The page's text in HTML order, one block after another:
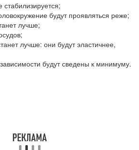
стабилизируется;
будут проявляться реже;
лучше;
лучше: они будут эластичнее,
будут сведены к минимуму.